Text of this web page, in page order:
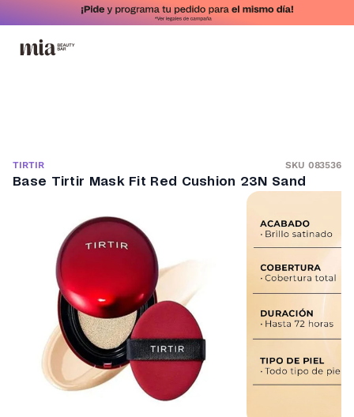
TIRTIR SKU 083536
Base Tirtir Mask Fit Red Cushion 23N Sand